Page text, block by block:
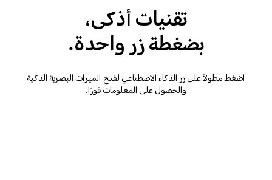
تقنيات أذكى،
بضغطة زر واحدة.
اضغط مطولاً على زر الذكاء الاصطناعي لفتح الميزات البصرية الذكية
والحصول على المعلومات فورًا.